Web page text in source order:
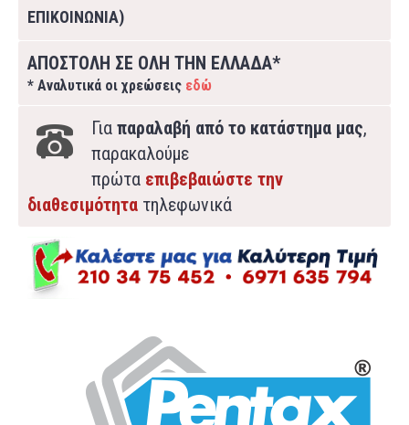
ΕΠΙΚΟΙΝΩΝΙΑ)
ΑΠΟΣΤΟΛΗ ΣΕ ΟΛΗ ΤΗΝ ΕΛΛΑΔΑ*
* Αναλυτικά οι χρεώσεις εδώ
Για παραλαβή από το κατάστημα μας,
παρακαλούμε
πρώτα επιβεβαιώστε την
διαθεσιμότητα τηλεφωνικά